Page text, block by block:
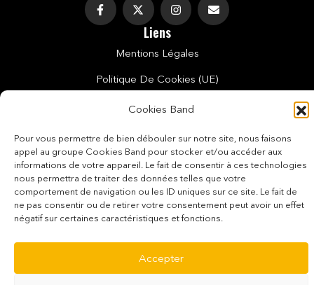
Cookies Band
Pour vous permettre de bien débouler sur notre site, nous faisons
appel au groupe Cookies Band pour stocker et/ou accéder aux
informations de votre appareil. Le fait de consentir à ces technologies
nous permettra de traiter des données telles que votre
comportement de navigation ou les ID uniques sur ce site. Le fait de
ne pas consentir ou de retirer votre consentement peut avoir un effet
négatif sur certaines caractéristiques et fonctions.
Accepter
Liens
Mentions Légales
Politique De Cookies (UE)
Conditions Générales De Vente
Politique De Confidentialité
Paiement Sécurisé
Contact
0690 24 99 71
La Boutique du Carnaval
Newsletter